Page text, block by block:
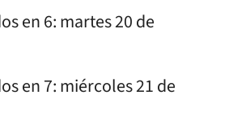
en 6: martes 20 de
en 7: miércoles 21 de